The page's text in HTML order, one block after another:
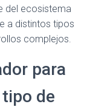
del ecosistema
a distintos tipos
complejos.
para
de